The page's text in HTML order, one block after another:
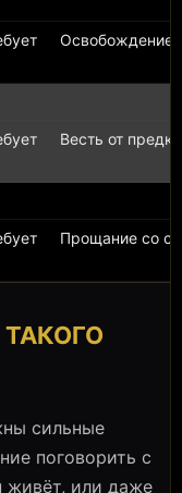
Освобождение
Весть от
Прощание со
сильные
поговорить с
живёт, или даже